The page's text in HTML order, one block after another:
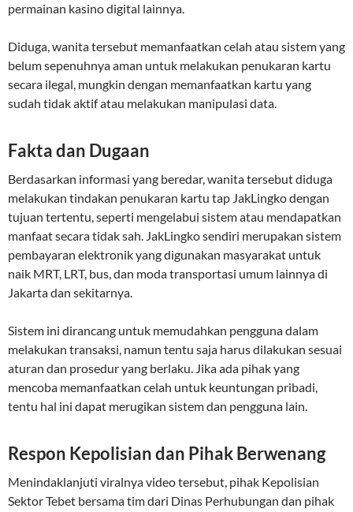
permainan kasino digital lainnya.
Diduga, wanita tersebut memanfaatkan celah atau sistem yang
belum sepenuhnya aman untuk melakukan penukaran kartu
secara ilegal, mungkin dengan memanfaatkan kartu yang
sudah tidak aktif atau melakukan manipulasi data.
Fakta dan Dugaan
Berdasarkan informasi yang beredar, wanita tersebut diduga
melakukan tindakan penukaran kartu tap JakLingko dengan
tujuan tertentu, seperti mengelabui sistem atau mendapatkan
manfaat secara tidak sah. JakLingko sendiri merupakan sistem
pembayaran elektronik yang digunakan masyarakat untuk
naik MRT, LRT, bus, dan moda transportasi umum lainnya di
Jakarta dan sekitarnya.
Sistem ini dirancang untuk memudahkan pengguna dalam
melakukan transaksi, namun tentu saja harus dilakukan sesuai
aturan dan prosedur yang berlaku. Jika ada pihak yang
mencoba memanfaatkan celah untuk keuntungan pribadi,
tentu hal ini dapat merugikan sistem dan pengguna lain.
Respon Kepolisian dan Pihak Berwenang
Menindaklanjuti viralnya video tersebut, pihak Kepolisian
Sektor Tebet bersama tim dari Dinas Perhubungan dan pihak